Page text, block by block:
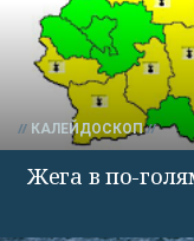
КАЛЕЙДОСКОП
Жега в по-